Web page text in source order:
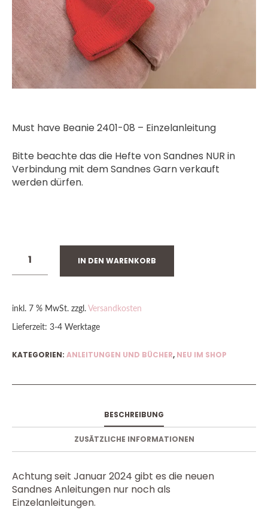
Must have Beanie 2401-08 – Einzelanleitung
Bitte beachte das die Hefte von Sandnes NUR in
Verbindung mit dem Sandnes Garn verkauft
werden dürfen.
IN DEN WARENKORB
inkl. 7 % MwSt. zzgl. Versandkosten
Lieferzeit: 3-4 Werktage
KATEGORIEN: ANLEITUNGEN UND BÜCHER, NEU IM SHOP
BESCHREIBUNG
ZUSÄTZLICHE INFORMATIONEN
Achtung seit Januar 2024 gibt es die neuen
Sandnes Anleitungen nur noch als
Einzelanleitungen.